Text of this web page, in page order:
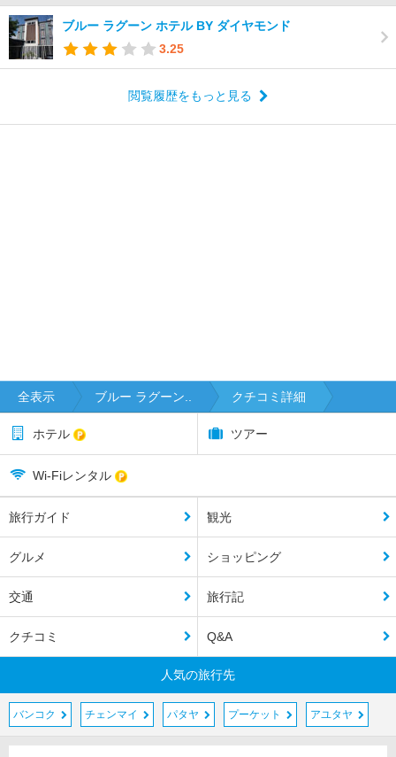
ブルー ラグーン ホテル BY ダイヤモンド
3.25
閲覧履歴をもっと見る
全表示 ブルー ラグーン.. クチコミ詳細
ホテル ツアー
Wi-Fiレンタル
旅行ガイド 観光
グルメ ショッピング
交通 旅行記
クチコミ Q&A
人気の旅行先
バンコク チェンマイ パタヤ プーケット アユタヤ